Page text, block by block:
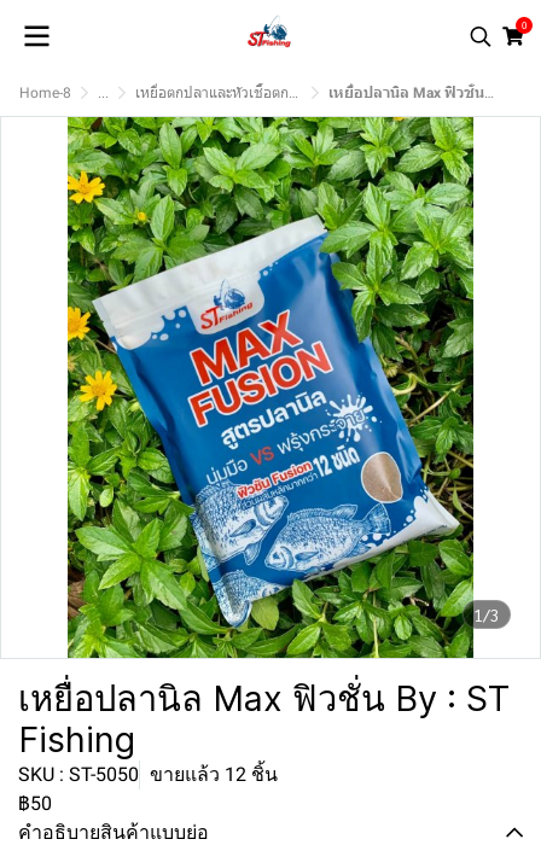
0
Home-8 ... เหยื่อตกปลาและหัวเชื้อตกปลา. เหยื่อปลานิล Max ฟิวชั่น By : ST Fishing
1/3
เหยื่อปลานิล Max ฟิวชั่น By : ST
Fishing
SKU : ST-5050 ขายแล้ว 12 ชิ้น
฿50
คำอธิบายสินค้าแบบย่อ